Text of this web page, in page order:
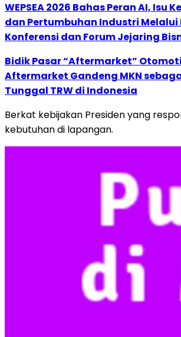
WEPSEA 2026 Bahas Peran AI, Isu
dan Pertumbuhan Industri Melalui
Konferensi dan Forum Jejaring
Bidik Pasar “Aftermarket”
Aftermarket Gandeng MKN
Tunggal TRW di Indonesia
Berkat kebijakan Presiden yang
kebutuhan di lapangan.